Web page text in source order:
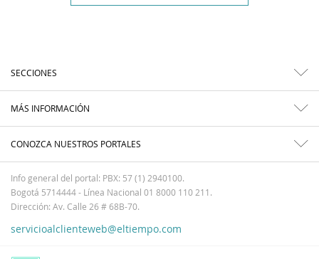
SECCIONES
MÁS INFORMACIÓN
CONOZCA NUESTROS PORTALES
Info general del portal: PBX: 57 (1) 2940100.
Bogotá 5714444 - Línea Nacional 01 8000 110 211.
Dirección: Av. Calle 26 # 68B-70.
servicioalclienteweb@eltiempo.com